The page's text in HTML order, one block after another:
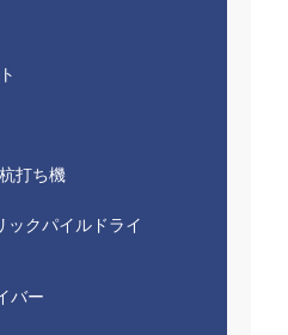
打ち機
ックパイルドライ
バー